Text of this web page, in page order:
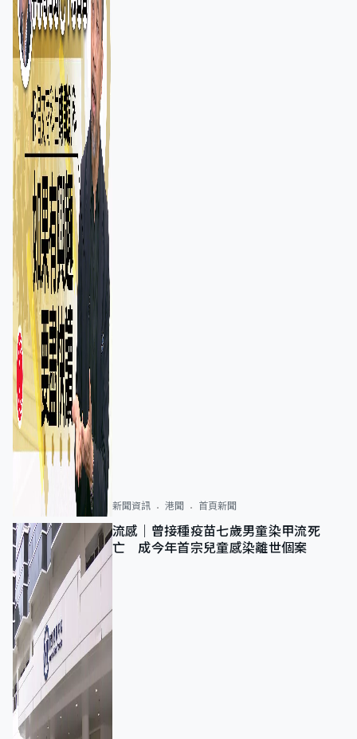
新聞資訊 港聞 首頁新聞
流感｜曾接種疫苗七歲男童染甲流死
亡 成今年首宗兒童感染離世個案